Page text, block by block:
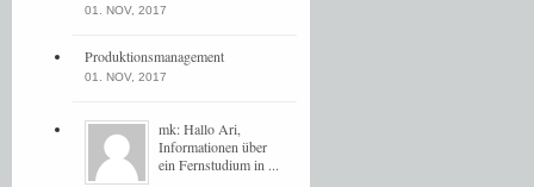
01. NOV, 2017
Produktionsmanagement
01. NOV, 2017
mk: Hallo Ari,
Informationen über
ein Fernstudium in ...